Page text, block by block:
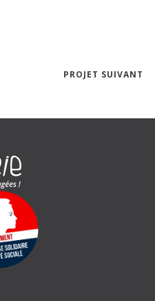
PROJET SUIVANT